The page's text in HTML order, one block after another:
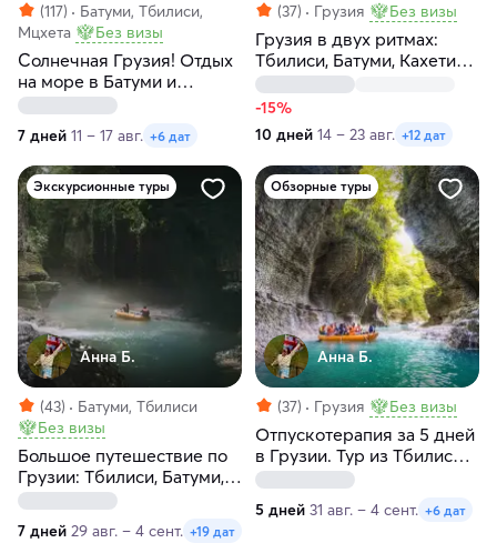
(117)
Батуми, Тбилиси,
Мцхета
Без визы
Солнечная Грузия! Отдых
на море в Батуми и
Тбилиси, Мартвили,
Аджария и Уплисцихе!
7 дней 11 – 17 авг. +6 дат
(37) Грузия Без визы
Грузия в двух ритмах:
Тбилиси, Батуми, Кахетия,
Казбеги, Мцхета и отдых
на море
-15%
10 дней 14 – 23 авг. +12 дат
Экскурсионные туры
Анна Б.
(43)
Батуми, Тбилиси
Без визы
Большое путешествие по
Грузии: Тбилиси, Батуми,
горы, каньоны, море в
мини-группе
7 дней 29 авг. – 4 сент. +19 дат
Обзорные туры
Анна Б.
(37) Грузия Без визы
Отпускотерапия за 5 дней
в Грузии. Тур из Тбилиси в
Батуми
5 дней 31 авг. – 4 сент. +6 дат